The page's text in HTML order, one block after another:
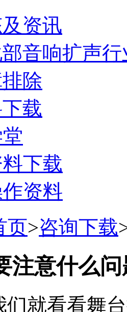
资讯
音响扩声
除
载
下载
资料
页>咨询下载
注意什么问
看看舞台